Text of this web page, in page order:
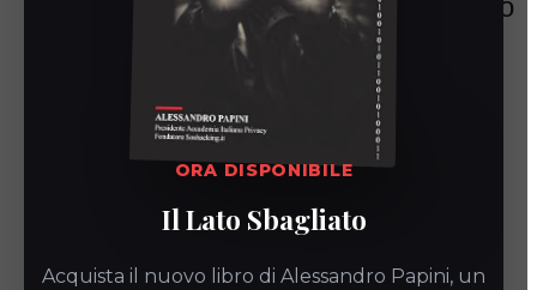
ORA DISPONIBILE
Il Lato Sbagliato
Acquista il nuovo libro di Alessandro Papini, un
ripristino dei dati da più versioni del tuo